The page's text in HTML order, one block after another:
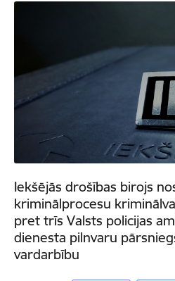
Iekšējās drošības birojs
kriminālprocesu
pret trīs Valsts policijas
dienesta pilnvaru
vardarbību